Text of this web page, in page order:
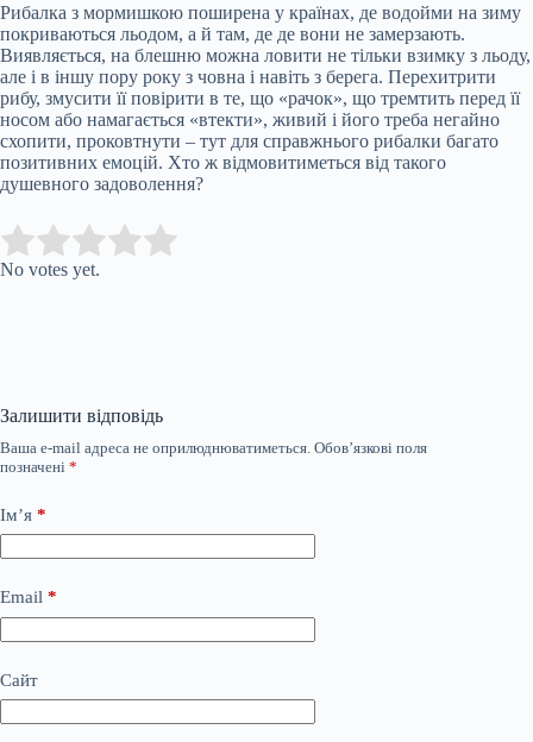
Рибалка з мормишкою поширена у країнах, де водойми на зиму
покриваються льодом, а й там, де де вони не замерзають.
Виявляється, на блешню можна ловити не тільки взимку з льоду,
але і в іншу пору року з човна і навіть з берега. Перехитрити
рибу, змусити її повірити в те, що «рачок», що тремтить перед її
носом або намагається «втекти», живий і його треба негайно
схопити, проковтнути – тут для справжнього рибалки багато
позитивних емоцій. Хто ж відмовитиметься від такого
душевного задоволення?
Rate this item:
No votes yet.
Залишити відповідь
Ваша e-mail адреса не оприлюднюватиметься. Обов’язкові поля
позначені *
Ім’я *
Email *
Сайт